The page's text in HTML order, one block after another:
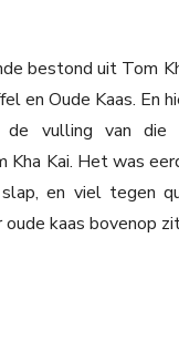
bestond uit Tom
en Oude Kaas. En
vulling van die
Kha Kai. Het was
en viel tegen
kaas bovenop